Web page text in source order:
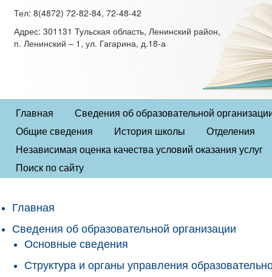
Тел: 8(4872) 72-82-84, 72-48-42
Адрес: 301131 Тульская область, Ленинский район,
п. Ленинский – 1, ул. Гагарина, д.18-а
Главная
Сведения об образовательной
Общие сведения
История школы
Отделения
Независимая оценка качества условий оказания услуг
Поиск по сайту
Главная
Сведения об образовательной организации
Основные сведения
Структура и органы управления